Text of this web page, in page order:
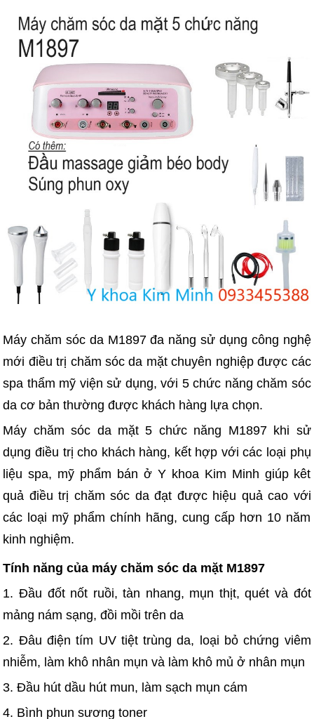
Máy chăm sóc da M1897 đa năng sử dụng công nghệ
mới điều trị chăm sóc da mặt chuyên nghiệp được các
spa thẩm mỹ viện sử dụng, với 5 chức năng chăm sóc
da cơ bản thường được khách hàng lựa chọn.
Máy chăm sóc da mặt 5 chức năng M1897 khi sử
dụng điều trị cho khách hàng, kết hợp với các loại phụ
liệu spa, mỹ phẩm bán ở Y khoa Kim Minh giúp kêt
quả điều trị chăm sóc da đạt được hiệu quả cao với
các loại mỹ phẩm chính hãng, cung cấp hơn 10 năm
kinh nghiệm.
Tính năng của máy chăm sóc da mặt M1897
1. Đầu đốt nốt ruồi, tàn nhang, mụn thịt, quét và đót
mảng nám sạng, đồi mồi trên da
2. Đâu điện tím UV tiệt trùng da, loại bỏ chứng viêm
nhiễm, làm khô nhân mụn và làm khô mủ ở nhân mụn
3. Đầu hút dầu hút mun, làm sạch mụn cám
4. Bình phun sương toner